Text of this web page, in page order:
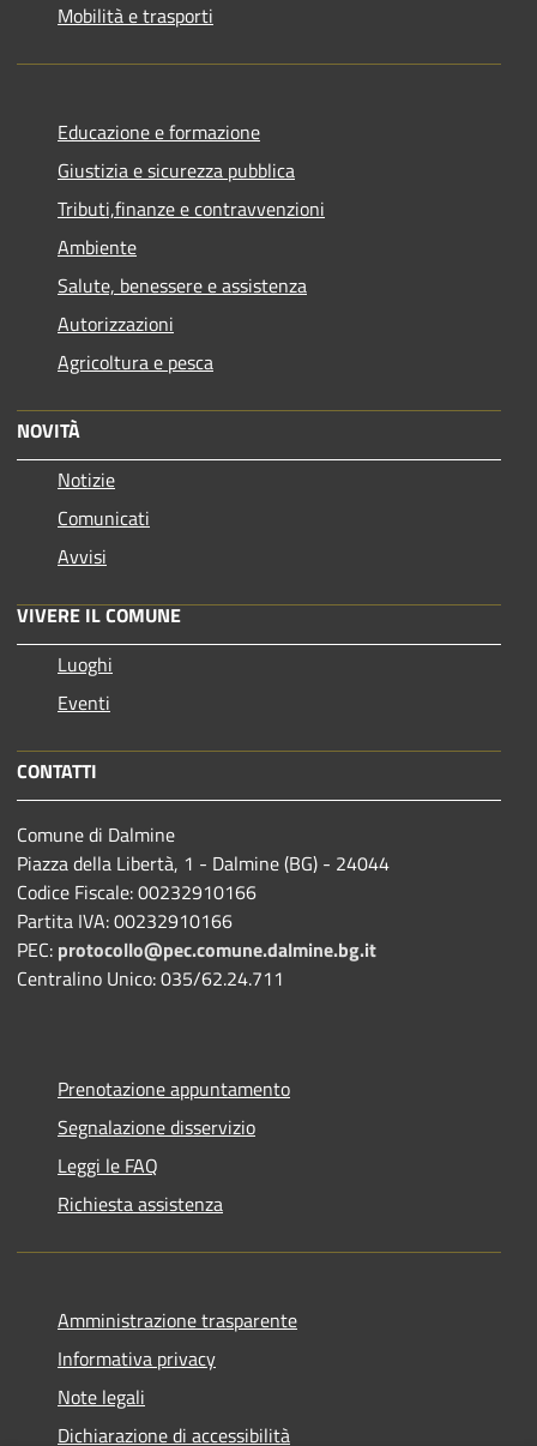
Mobilità e trasporti
Educazione e formazione
Giustizia e sicurezza pubblica
Tributi,finanze e contravvenzioni
Ambiente
Salute, benessere e assistenza
Autorizzazioni
Agricoltura e pesca
NOVITÀ
Notizie
Comunicati
Avvisi
VIVERE IL COMUNE
Luoghi
Eventi
CONTATTI
Comune di Dalmine
Piazza della Libertà, 1 - Dalmine (BG) - 24044
Codice Fiscale: 00232910166
Partita IVA: 00232910166
PEC: protocollo@pec.comune.dalmine.bg.it
Centralino Unico: 035/62.24.711
Prenotazione appuntamento
Segnalazione disservizio
Leggi le FAQ
Richiesta assistenza
Amministrazione trasparente
Informativa privacy
Note legali
Dichiarazione di accessibilità